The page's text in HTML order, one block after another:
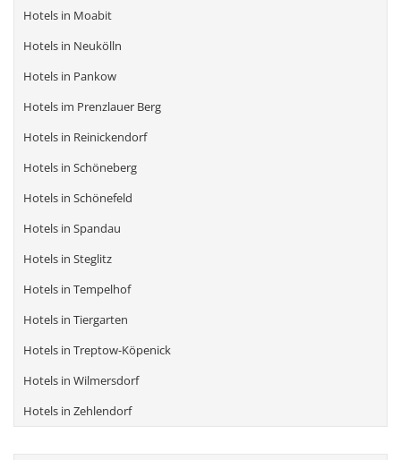
Hotels in Moabit
Hotels in Neukölln
Hotels in Pankow
Hotels im Prenzlauer Berg
Hotels in Reinickendorf
Hotels in Schöneberg
Hotels in Schönefeld
Hotels in Spandau
Hotels in Steglitz
Hotels in Tempelhof
Hotels in Tiergarten
Hotels in Treptow-Köpenick
Hotels in Wilmersdorf
Hotels in Zehlendorf